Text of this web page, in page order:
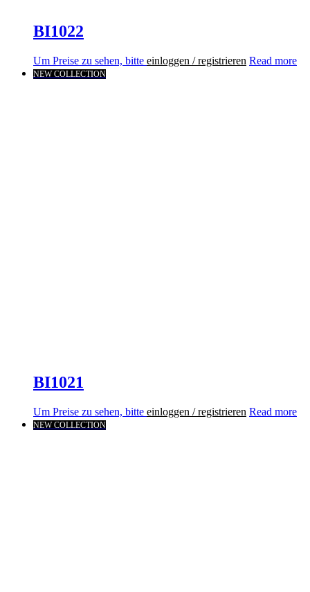
BI1022
Um Preise zu sehen, bitte einloggen / registrieren Read more
NEW COLLECTION
BI1021
Um Preise zu sehen, bitte einloggen / registrieren Read more
NEW COLLECTION